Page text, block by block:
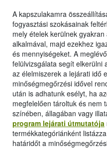
A kapszulakamra
fogyasztási szokásainak
mely ételek kerülnek
alkalmával, majd ezekhez
és mennyiségeket. A
felülvizsgálata segít elkerülni
az élelmiszerek a lejárati idő
minőségmegőrzési idővel
után is adhatunk esélyt, ha
megfelelően tároltuk és nem
színében, állagában vagy
program lejárati útmutatója
termékkategóriánként
határidőt a